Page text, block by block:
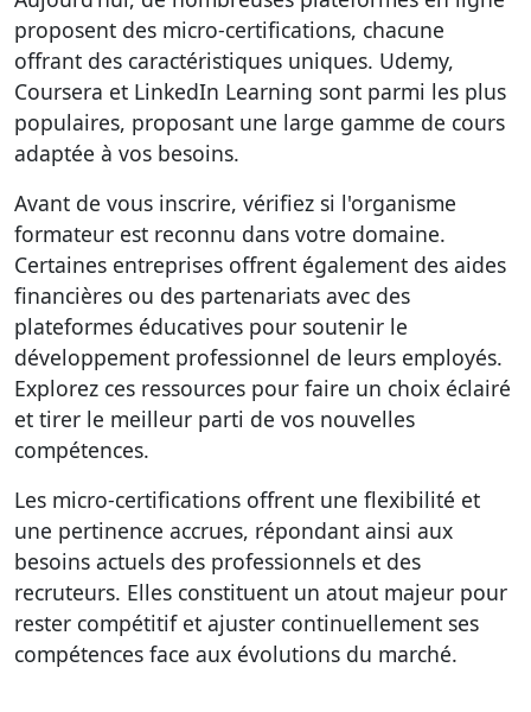
proposent des micro-certifications, chacune
offrant des caractéristiques uniques. Udemy,
Coursera et LinkedIn Learning sont parmi les plus
populaires, proposant une large gamme de cours
adaptée à vos besoins.
Avant de vous inscrire, vérifiez si l'organisme
formateur est reconnu dans votre domaine.
Certaines entreprises offrent également des aides
financières ou des partenariats avec des
plateformes éducatives pour soutenir le
développement professionnel de leurs employés.
Explorez ces ressources pour faire un choix éclairé
et tirer le meilleur parti de vos nouvelles
compétences.
Les micro-certifications offrent une flexibilité et
une pertinence accrues, répondant ainsi aux
besoins actuels des professionnels et des
recruteurs. Elles constituent un atout majeur pour
rester compétitif et ajuster continuellement ses
compétences face aux évolutions du marché.